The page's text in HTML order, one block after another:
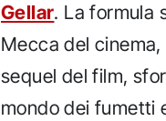
Gellar. La formula
Mecca del
sequel del film,
mondo dei fumetti